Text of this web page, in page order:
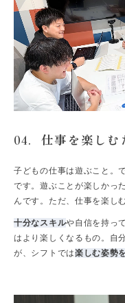
04. 仕事を楽しむ
子どもの仕事は遊ぶこと。
です。遊ぶことが楽しかっ
んです。ただ、仕事を楽し
十分なスキルや自信を持っ
はより楽しくなるもの。自
が、シフトでは楽しむ姿勢